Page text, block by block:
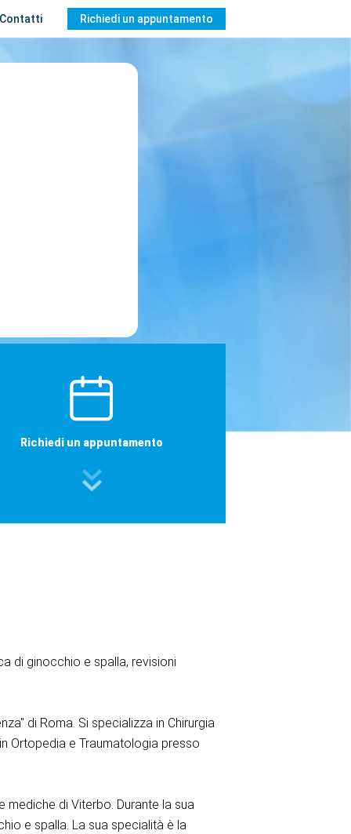
Contatti Richiedi un appuntamento
Richiedi un appuntamento
di ginocchio e spalla, revisioni
di Roma. Si specializza in Chirurgia
Ortopedia e Traumatologia presso
di Viterbo. Durante la sua
e spalla. La sua specialità è la